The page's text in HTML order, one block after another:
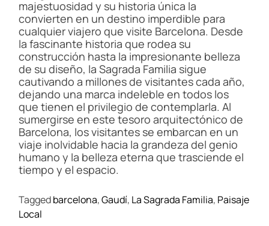
majestuosidad y su historia única la
convierten en un destino imperdible para
cualquier viajero que visite Barcelona. Desde
la fascinante historia que rodea su
construcción hasta la impresionante belleza
de su diseño, la Sagrada Familia sigue
cautivando a millones de visitantes cada año,
dejando una marca indeleble en todos los
que tienen el privilegio de contemplarla. Al
sumergirse en este tesoro arquitectónico de
Barcelona, los visitantes se embarcan en un
viaje inolvidable hacia la grandeza del genio
humano y la belleza eterna que trasciende el
tiempo y el espacio.
Taggedbarcelona,Gaudí, La Sagrada Familia, Paisaje
Local